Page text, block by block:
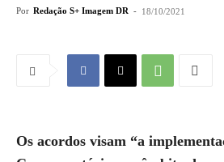
Por Redação S+ Imagem DR - 18/10/2021
Os acordos visam “a